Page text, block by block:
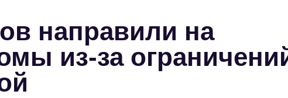
направили на
из-за